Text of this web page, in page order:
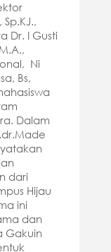
Dr. I Gusti
Ni
Bs,
Dalam
dari
Hijau
ini
dan
Gakuin